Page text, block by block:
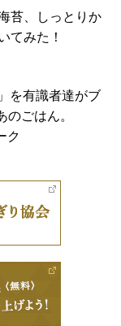
苔、しっとりか
てみた！
を有識者達がブ
ごはん。
ク